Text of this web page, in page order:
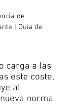
de
| Guía de
carga a las
este coste,
al
norma